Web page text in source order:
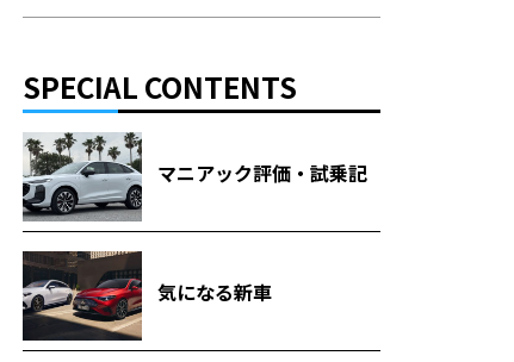
SPECIAL CONTENTS
マニアック評価・試乗記
気になる新車